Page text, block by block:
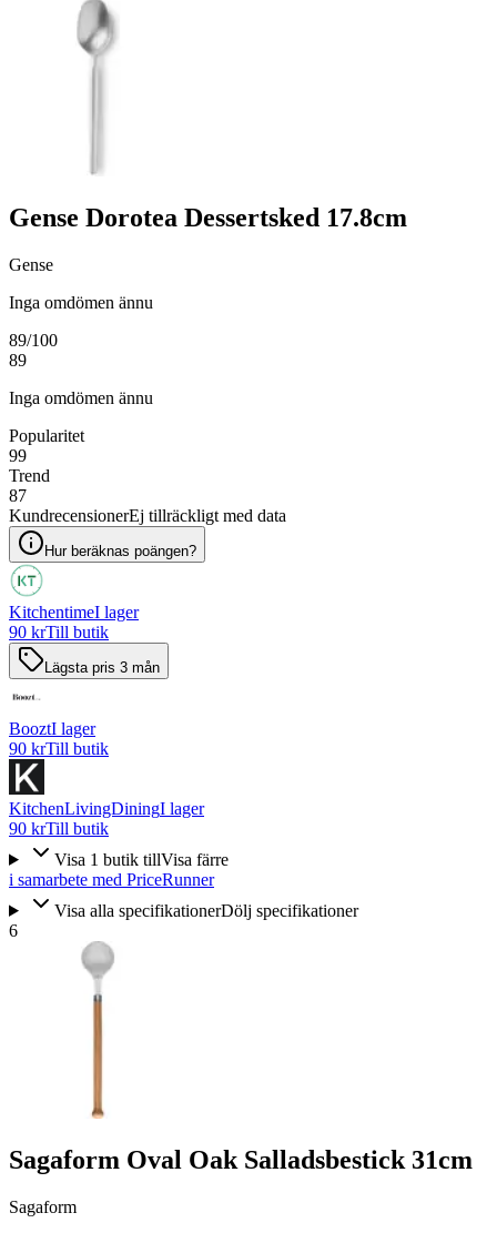
Gense Dorotea Dessertsked 17.8cm
Gense
Inga omdömen ännu
89/100
89
Inga omdömen ännu
Popularitet
99
Trend
87
KundrecensionerEj tillräckligt med data
Hur beräknas poängen?
KitchentimeI lager
90 krTill butik
Lägsta pris 3 mån
BooztI lager
90 krTill butik
KitchenLivingDiningI lager
90 krTill butik
Visa 1 butik tillVisa färre
i samarbete med PriceRunner
Visa alla specifikationerDölj specifikationer
6
Sagaform Oval Oak Salladsbestick 31cm
Sagaform